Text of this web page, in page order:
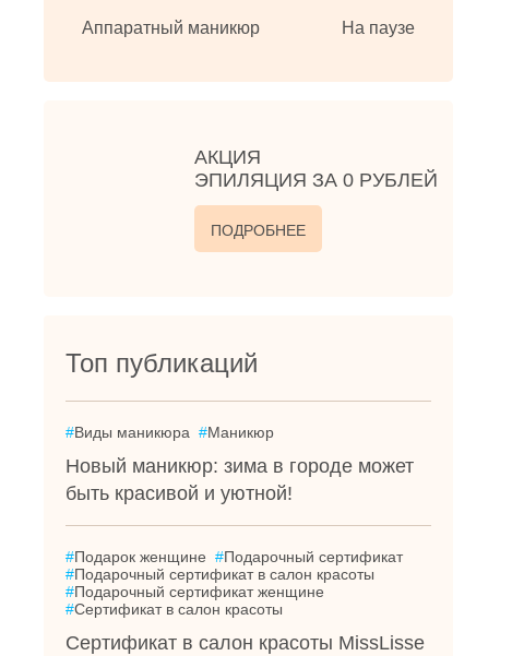
Аппаратный маникюр На паузе
АКЦИЯ
ЭПИЛЯЦИЯ ЗА 0 РУБЛЕЙ
ПОДРОБНЕЕ
Топ публикаций
#Виды маникюра #Маникюр
Новый маникюр: зима в городе может
быть красивой и уютной!
#Подарок женщине #Подарочный сертификат
#Подарочный сертификат в салон красоты
#Подарочный сертификат женщине
#Сертификат в салон красоты
Сертификат в салон красоты MissLisse